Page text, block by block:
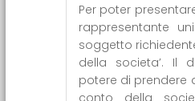
Per poter
rappresentante
soggetto
della societa’. Il
potere di prendere
conto della